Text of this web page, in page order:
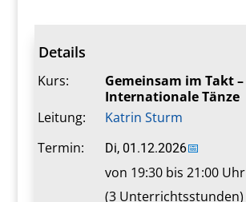
Details
Kurs:
Gemeinsam im Takt –
Internationale Tänze
Leitung:
Katrin Sturm
Termin:
Di, 01.12.2026📅
von 19:30 bis 21:00 Uhr
(3 Unterrichtsstunden)